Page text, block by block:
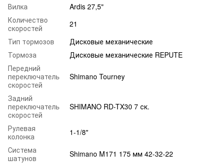
Вилка
Ardis 27,5"
Количество
скоростей
21
Тип тормозов
Дисковые механические
Тормоза
Дисковые механические REPUTE
Передний
переключатель
скоростей
Shimano Tourney
Задний
переключатель
скоростей
SHIMANO RD-TX30 7 ск.
Рулевая
колонка
1-1/8"
Система
шатунов
Shimano M171 175 мм 42-32-22